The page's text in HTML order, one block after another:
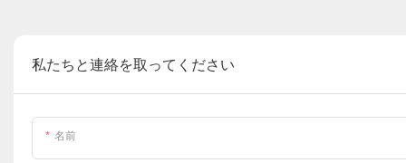
私たちと連絡を取ってください
名前